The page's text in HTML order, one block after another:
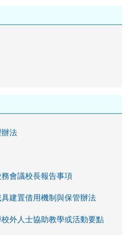
法
會議校長報告事項
建置借用機制與保管辦法
外人士協助教學或活動要點